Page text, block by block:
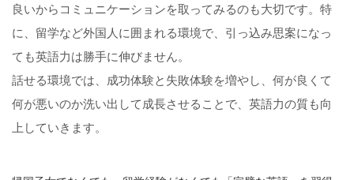
良いからコミュニケーションを取ってみるのも大切です。特
に、留学など外国人に囲まれる環境で、引っ込み思案になっ
ても英語力は勝手に伸びません。
話せる環境では、成功体験と失敗体験を増やし、何が良くて
何が悪いのか洗い出して成長させることで、英語力の質も向
上していきます。